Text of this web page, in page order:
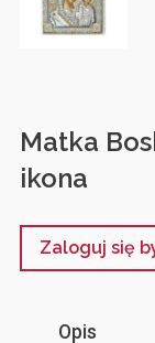
Matka
ikona
Zaloguj się
Opis